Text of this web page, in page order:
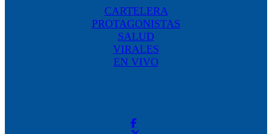
CARTELERA
PROTAGONISTAS
SALUD
VIRALES
EN VIVO